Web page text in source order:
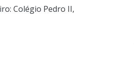
Colégio Pedro II,